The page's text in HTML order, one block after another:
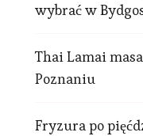
wybrać w
Thai Lamai
Poznaniu
Fryzura po